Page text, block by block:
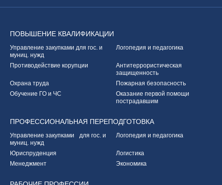
ПОВЫШЕНИЕ КВАЛИФИКАЦИИ
Управление закупками для гос. и
муниц. нужд
Логопедия и педагогика
Противодействие корупции
Антитеррористическая
защищенность
Охрана труда
Пожарная безопасность
Обучение ГО и ЧС
Оказание первой помощи
пострадавшим
ПРОФЕССИОНАЛЬНАЯ ПЕРЕПОДГОТОВКА
Управление закупками для гос. и
муниц. нужд
Логопедия и педагогика
Юриспруденция
Логистика
Менеджмент
Экономика